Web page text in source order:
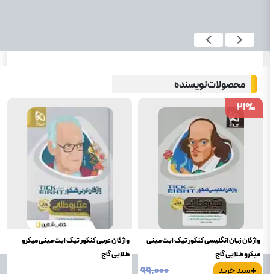
محصولات نویسنده
واژگان زبان انگلیسی کنکور تیک ایت مینی
میکرو طلایی گاج
سبد خرید
۹۹٬۰۰۰
21%
21%
واژگان عربی کنکور تیک ایت مینی میکرو
طلایی گاج